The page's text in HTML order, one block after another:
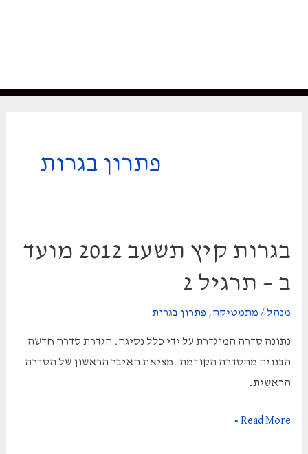
פתרון בגרות
בגרות קיץ תשעב 2012 מועד
ב – תרגיל 2
מנהל/ מתמטיקה, פתרון בגרות
נתונה סדרה המוגדרת על ידי כלל נסיגה. הגדרת סדרה חדשה
הבנויה מהסדרה הקודמת. מציאת האיבר הראשון של הסדרה
הראשית.
בגרות
Read More »